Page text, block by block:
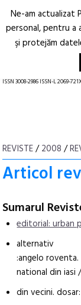
Arhitectură.
Oraș.
ISSN 3008-2986 ISSN-L 2069-
REVISTE/2008 /
Articol
Sumarul
editorial: urban
alternativ
:angelo
national din iasi
din vecini.
Ne-am actualizat
personal, pentru a
şi protejăm